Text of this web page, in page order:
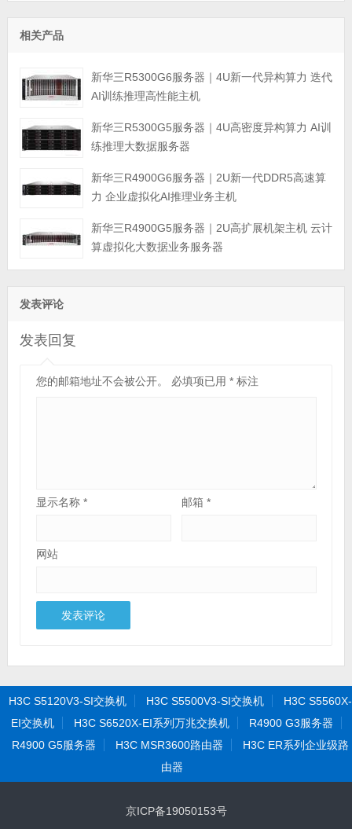
相关产品
新华三R5300G6服务器｜4U新一代异构算力 迭代
AI训练推理高性能主机
新华三R5300G5服务器｜4U高密度异构算力 AI训
练推理大数据服务器
新华三R4900G6服务器｜2U新一代DDR5高速算
力 企业虚拟化AI推理业务主机
新华三R4900G5服务器｜2U高扩展机架主机 云计
算虚拟化大数据业务服务器
发表评论
发表回复
您的邮箱地址不会被公开。 必填项已用 *标注
显示名称 * 邮箱*
网站
H3C S5120V3-SI交换机 H3C S5500V3-SI交换机
H3C S5560X-
EI交换机
H3C S6520X-EI系列万兆交换机
R4900 G3服务器
R4900 G5服务器
H3C MSR3600路由器
H3C ER系列企业级路
由器
京ICP备19050153号